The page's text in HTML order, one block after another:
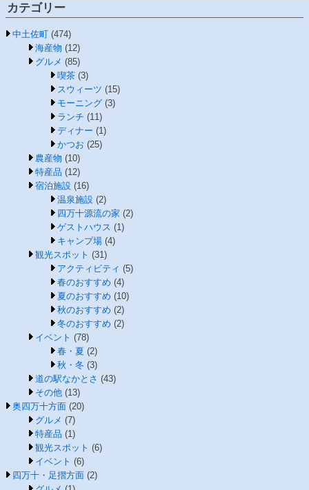
カテゴリー
中土佐町 (474)
海産物 (12)
グルメ (85)
喫茶 (3)
スウィーツ (15)
モーニング (3)
ランチ (11)
ディナー (1)
かつお (25)
農産物 (10)
特産品 (12)
宿泊施設(16)
温泉施設 (2)
四万十源流の家 (2)
ゲストハウス (1)
キャンプ場 (4)
観光スポット (31)
アクティビティ (5)
春のおすすめ (4)
夏のおすすめ (10)
秋のおすすめ (2)
冬のおすすめ (2)
イベント (78)
春・夏 (2)
秋・冬 (3)
道の駅なかとさ (43)
その他(13)
奥四万十方面 (20)
グルメ (7)
特産品 (1)
観光スポット (6)
イベント (6)
四万十・足摺方面 (2)